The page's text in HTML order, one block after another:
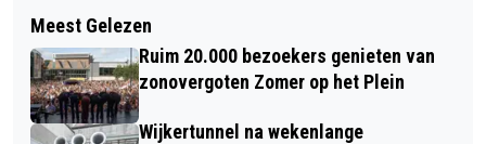
OFFICIEEL WARMSTE 5 NOVEMBER
OOIT
HANDGRANAAT GEVONDEN IN
WEILAND CASTRICUM, EOD BRENGT
EXPLOSIEF TOT ONTPLOFFING
Meest Gelezen
Ruim 20.000 bezoekers genieten van
zonovergoten Zomer op het Plein
Wijkertunnel na wekenlange